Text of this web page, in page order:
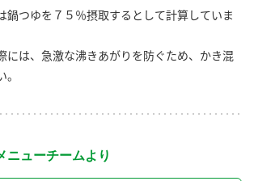
鍋つゆを７５％摂取するとして計算していま
には、急激な沸きあがりを防ぐため、かき混
ニューチームより